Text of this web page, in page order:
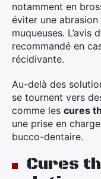
notamment en
éviter une abrasion
muqueuses. L’avis
recommandé en
récidivante.
Au-delà des
se tournent vers
comme les cures
une prise en
bucco-dentaire.
Cures